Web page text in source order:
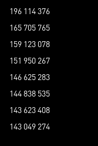
196 114 376
165 705 765
159 123 078
151 950 267
146 625 283
144 838 535
143 623 408
143 049 274